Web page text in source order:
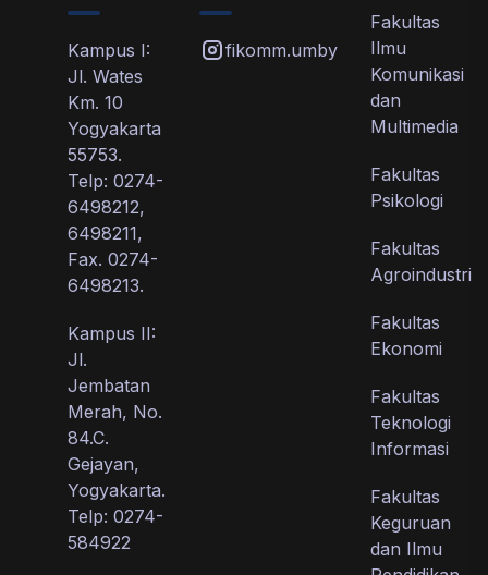
Kampus I:
Jl. Wates
Km. 10
Yogyakarta
55753.
Telp: 0274-
6498212,
6498211,
Fax. 0274-
6498213.
Kampus II:
Jl.
Jembatan
Merah, No.
84.C.
Gejayan,
Yogyakarta.
Telp: 0274-
584922
fikomm.umby
Fakultas
Ilmu
Komunikasi
dan
Multimedia
Fakultas
Psikologi
Fakultas
Agroindustri
Fakultas
Ekonomi
Fakultas
Teknologi
Informasi
Fakultas
Keguruan
dan Ilmu